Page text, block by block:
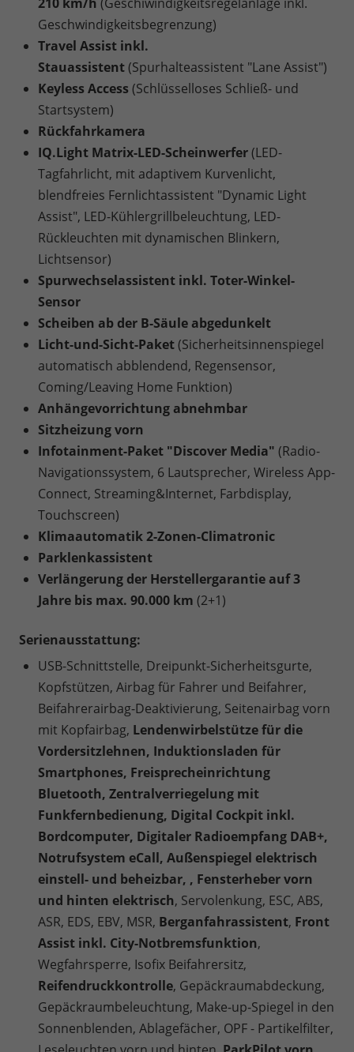
Geschwindigkeitsbegrenzung)
Travel Assist inkl.
Stauassistent(Spurhalteassistent "Lane Assist")
Keyless Access (Schlüsselloses Schließ- und
Startsystem)
Rückfahrkamera
IQ.Light Matrix-LED-Scheinwerfer(LED-
Tagfahrlicht, mit adaptivem Kurvenlicht,
blendfreies Fernlichtassistent "Dynamic Light
Assist", LED-Kühlergrillbeleuchtung, LED-
Rückleuchten mit dynamischen Blinkern,
Lichtsensor)
Spurwechselassistent inkl. Toter-Winkel-
Sensor
Scheiben ab der B-Säule abgedunkelt
Licht-und-Sicht-Paket(Sicherheitsinnenspiegel
automatisch abblendend, Regensensor,
Coming/Leaving Home Funktion)
Anhängevorrichtung abnehmbar
Sitzheizung vorn
Infotainment-Paket "Discover Media" (Radio-
Navigationssystem, 6 Lautsprecher, Wireless App-
Connect, Streaming&Internet, Farbdisplay,
Touchscreen)
Klimaautomatik 2-Zonen-Climatronic
Parklenkassistent
Verlängerung der Herstellergarantie auf 3
Jahre bis max. 90.000 km (2+1)
Serienausstattung:
USB-Schnittstelle, Dreipunkt-Sicherheitsgurte,
Kopfstützen, Airbag für Fahrer und Beifahrer,
Beifahrerairbag-Deaktivierung, Seitenairbag vorn
mit Kopfairbag, Lendenwirbelstütze für die
Vordersitzlehnen, Induktionsladen für
Smartphones, Freisprecheinrichtung
Bluetooth, Zentralverriegelung mit
Funkfernbedienung, Digital Cockpit inkl.
Bordcomputer, Digitaler Radioempfang DAB+,
Notrufsystem eCall, Außenspiegel elektrisch
einstell- und beheizbar, , Fensterheber vorn
und hinten elektrisch, Servolenkung, ESC, ABS,
ASR, EDS, EBV, MSR, Berganfahrassistent, Front
Assist inkl. City-Notbremsfunktion,
Wegfahrsperre, Isofix Beifahrersitz,
Reifendruckkontrolle, Gepäckraumabdeckung,
Gepäckraumbeleuchtung, Make-up-Spiegel in den
Sonnenblenden, Ablagefächer, OPF - Partikelfilter,